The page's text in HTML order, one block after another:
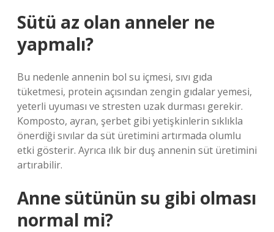
Sütü az olan anneler ne
yapmalı?
Bu nedenle annenin bol su içmesi, sıvı gıda
tüketmesi, protein açısından zengin gıdalar yemesi,
yeterli uyuması ve stresten uzak durması gerekir.
Komposto, ayran, şerbet gibi yetişkinlerin sıklıkla
önerdiği sıvılar da süt üretimini artırmada olumlu
etki gösterir. Ayrıca ılık bir duş annenin süt üretimini
artırabilir.
Anne sütünün su gibi olması
normal mi?